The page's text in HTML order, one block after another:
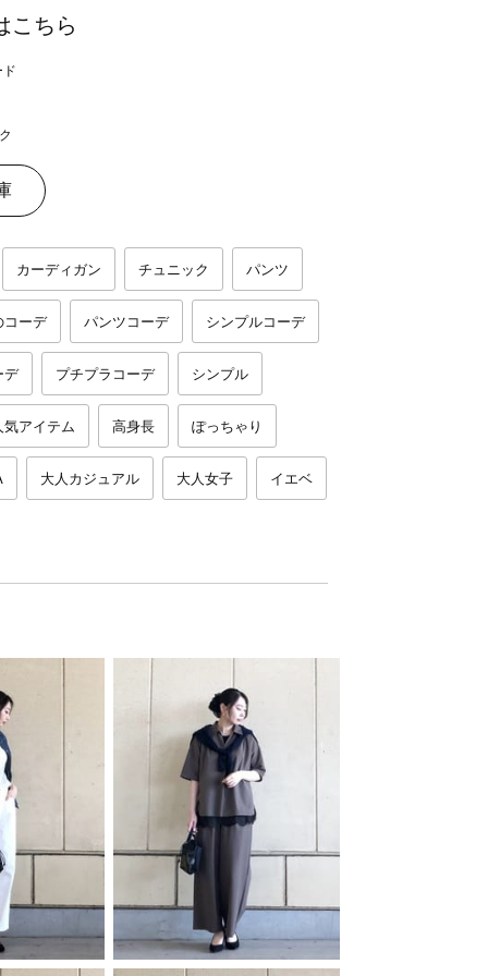
こちら
カーディガン チュニック パンツ
コーデ パンツコーデ シンプルコーデ
デ プチプラコーデ シンプル
気アイテム 高身長 ぽっちゃり
大人カジュアル 大人女子 イエベ